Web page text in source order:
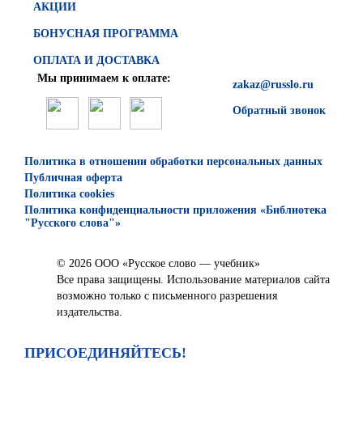
АКЦИИ
БОНУСНАЯ ПРОГРАММА
ОПЛАТА И ДОСТАВКА
zakaz@russlo.ru
Обратный звонок
Мы принимаем к оплате:
Политика в отношении обработки персональных данных
Публичная оферта
Политика cookies
Политика конфиденциальности приложения «Библиотека
"Русского слова"»
© 2026 ООО «Русское слово — учебник»
Все права защищены. Использование материалов сайта
возможно только с письменного разрешения
издательства.
ПРИСОЕДИНЯЙТЕСЬ!